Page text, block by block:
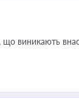
що виникають